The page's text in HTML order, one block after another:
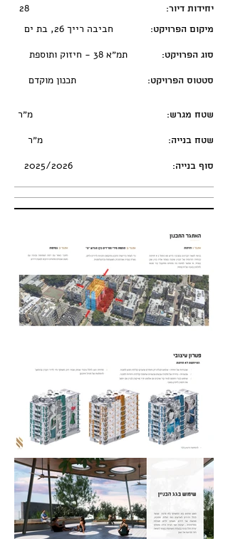
יחידות דיור:
מיקום הפרויקט: חביבה רייך 26, בת ים
סוג הפרויקט: תמ״א 38 - חיזוק ותוספת
סטטוס הפרויקט: תכנון מוקדם
שטח מגרש: מ״ר
שטח בנייה: מ״ר
סוף בנייה: